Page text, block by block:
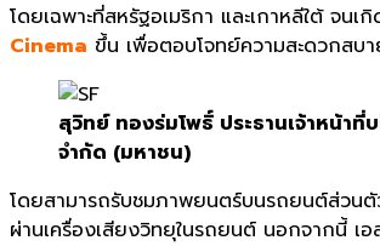
โดยเฉพาะที่สหรัฐอเมริกา และเกาหลีใต้ จน
Cinema ขึ้น เพื่อตอบโจทย์ความสะดวกสบ
สุวิทย์ ทองร่มโพธิ์ ประธานเจ้าหน้า
จำกัด (มหาชน)
โดยสามารถรับชมภาพยนตร์บนรถยนต์ส่วนตั
ผ่านเครื่องเสียงวิทยุในรถยนต์ นอกจากนี้